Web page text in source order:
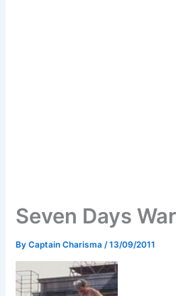
Seven Days
ByCaptain Charisma /13/09/2011